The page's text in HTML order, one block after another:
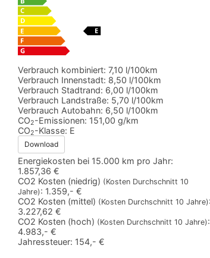
Verbrauch kombiniert: 7,10 l/100km
Verbrauch Innenstadt: 8,50 l/100km
Verbrauch Stadtrand: 6,00 l/100km
Verbrauch Landstraße: 5,70 l/100km
Verbrauch Autobahn: 6,50 l/100km
CO2-Emissionen: 151,00 g/km
CO2-Klasse: E
Download
Energiekosten bei 15.000 km pro Jahr:
1.857,36 €
CO2 Kosten (niedrig) (Kosten Durchschnitt 10
Jahre): 1.359,- €
CO2 Kosten (mittel) (Kosten Durchschnitt 10 Jahre):
3.227,62 €
CO2 Kosten (hoch) (Kosten Durchschnitt 10 Jahre):
4.983,- €
Jahressteuer: 154,- €